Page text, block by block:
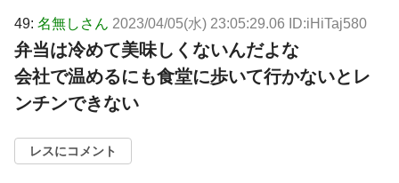
49: 名無しさん 2023/04/05(水) 23:05:29.06 ID:iHiTaj580
弁当は冷めて美味しくないんだよな
会社で温めるにも食堂に歩いて行かないとレ
ンチンできない
レスにコメント